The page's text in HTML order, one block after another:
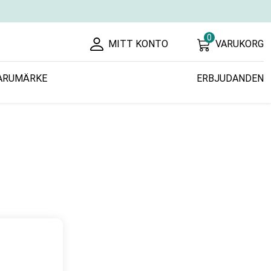
MITT KONTO
0
VARUKORG
ERBJUDANDEN